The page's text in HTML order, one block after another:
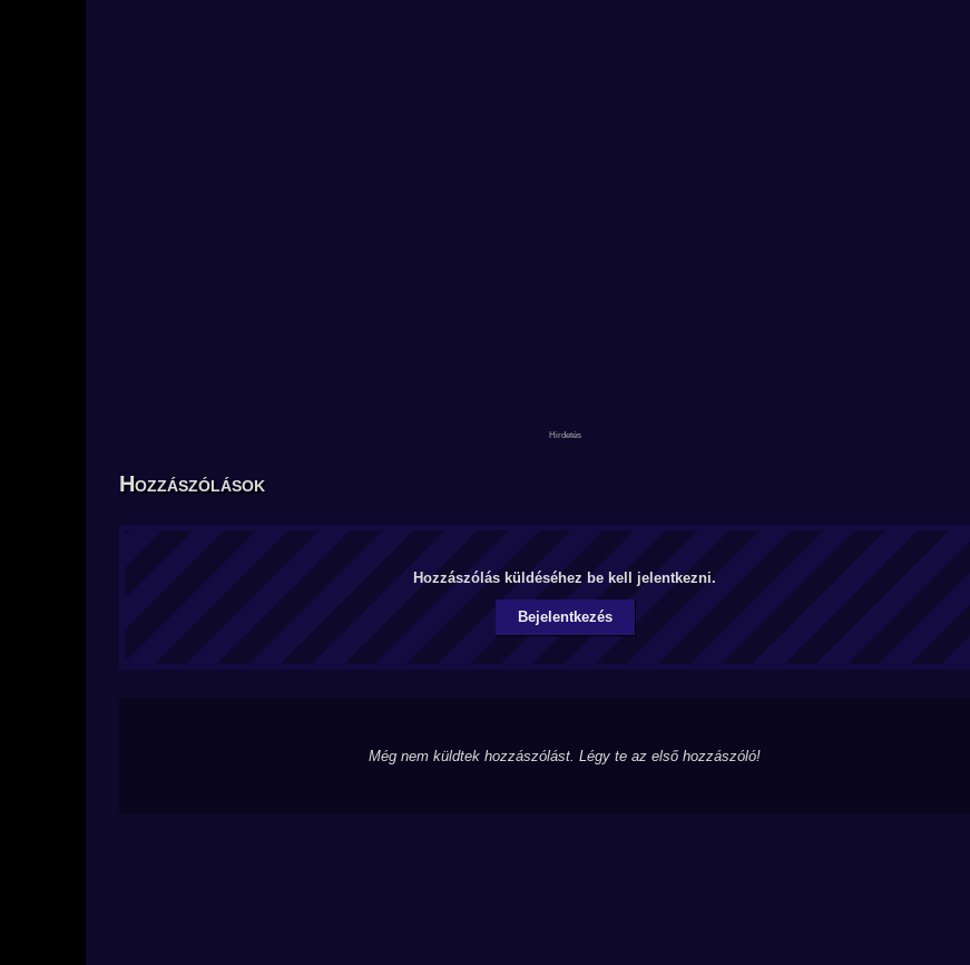
Hozzászólások
Hozzászólás küldéséhez be kell jelentkezni.
Bejelentkezés
Még nem küldtek hozzászólást. Légy te az első hozzászóló!